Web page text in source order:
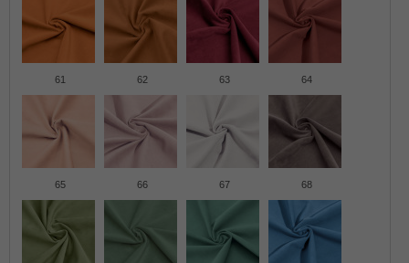
61 62 63 64
65 66 67 68